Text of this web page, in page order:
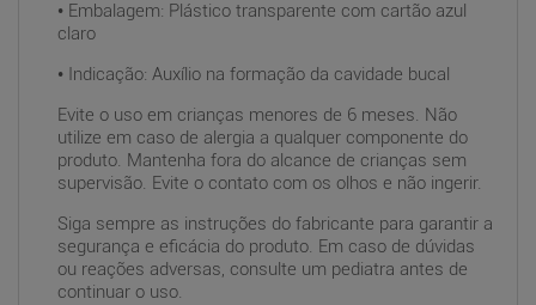
• Embalagem: Plástico transparente com cartão azul
claro
• Indicação: Auxílio na formação da cavidade bucal
Evite o uso em crianças menores de 6 meses. Não
utilize em caso de alergia a qualquer componente do
produto. Mantenha fora do alcance de crianças sem
supervisão. Evite o contato com os olhos e não ingerir.
Siga sempre as instruções do fabricante para garantir a
segurança e eficácia do produto. Em caso de dúvidas
ou reações adversas, consulte um pediatra antes de
continuar o uso.